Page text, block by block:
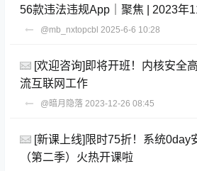
56款违法违规App｜聚焦 | 2023年
@mb_nxtopcbl 2025-6-6 10:28
[欢迎咨询]即将开班！内核安全
流互联网工作
@暗月隐落 2023-12-26 08:45
[新课上线]限时75折！系统0day
（第二季）火热开课啦